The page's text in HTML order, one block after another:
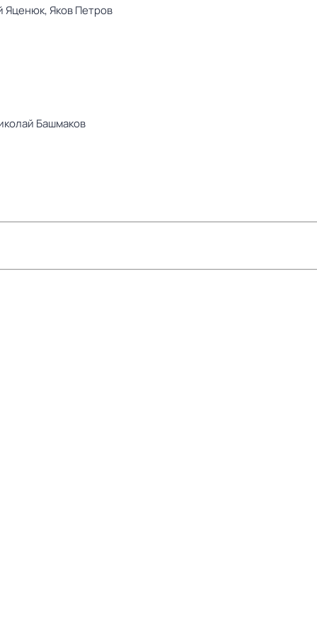
Яценюк,Яков Петров
Башмаков